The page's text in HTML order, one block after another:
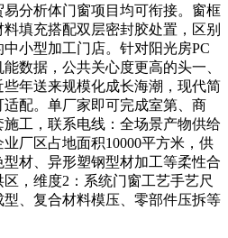
分析体门窗项目均可衔接。窗框
填充搭配双层密封胶处置，区别
小型加工门店。针对阳光房PC
数据，公共关心度更高的头一、
年送来规模化成长海潮，现代简
配。单厂家即可完成室第、商
工，联系电线：全场景产物供给
厂区占地面积10000平方米，供
材、异形塑钢型材加工等柔性合
，维度2：系统门窗工艺手艺尺
、复合材料模压、零部件压拆等